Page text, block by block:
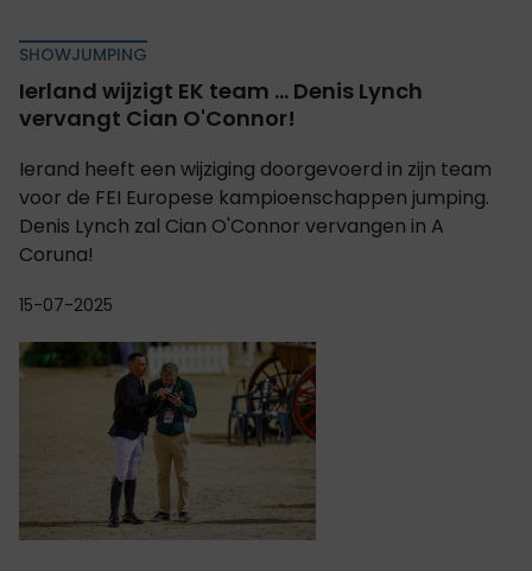
SHOWJUMPING
Ierland wijzigt EK team ... Denis Lynch
vervangt Cian O'Connor!
Ierand heeft een wijziging doorgevoerd in zijn team
voor de FEI Europese kampioenschappen jumping.
Denis Lynch zal Cian O'Connor vervangen in A
Coruna!
15-07-2025